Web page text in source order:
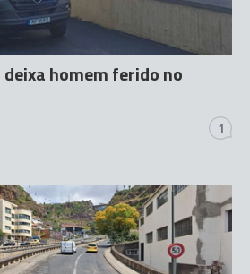
homem ferido no
1